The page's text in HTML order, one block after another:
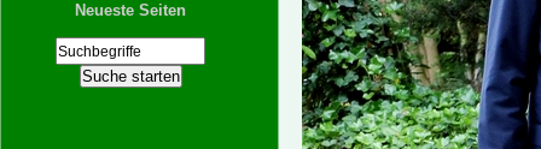
Neueste Seiten